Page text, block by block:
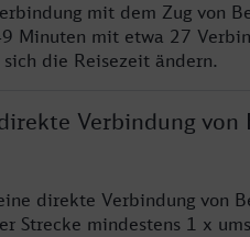
mit dem Zug von
Minuten mit etwa 27
die Reisezeit ändern.
Verbindung
direkte Verbindung von
Strecke mindestens 1 x